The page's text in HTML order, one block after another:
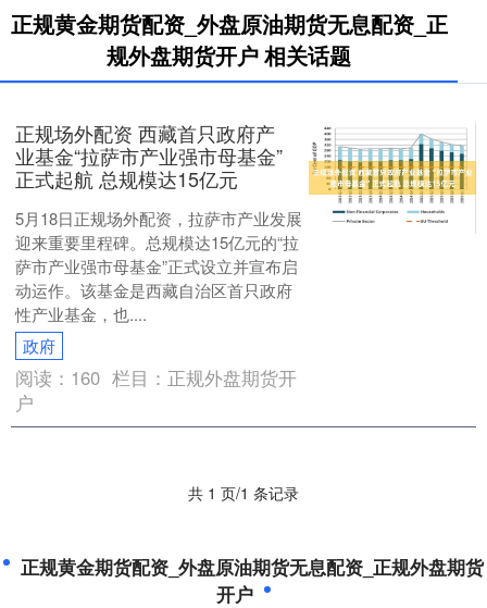
正规黄金期货配资_外盘原油期货无息配资_正
规外盘期货开户 相关话题
正规场外配资 西藏首只政府产
业基金“拉萨市产业强市母基金”
正式起航 总规模达15亿元
5月18日正规场外配资，拉萨市产业发展
迎来重要里程碑。总规模达15亿元的“拉
萨市产业强市母基金”正式设立并宣布启
动运作。该基金是西藏自治区首只政府
性产业基金，也....
政府
阅读： 160 栏目： 正规外盘期货开
户
共 1 页/1 条记录
正规黄金期货配资_外盘原油期货无息配资_正规外盘期货
开户